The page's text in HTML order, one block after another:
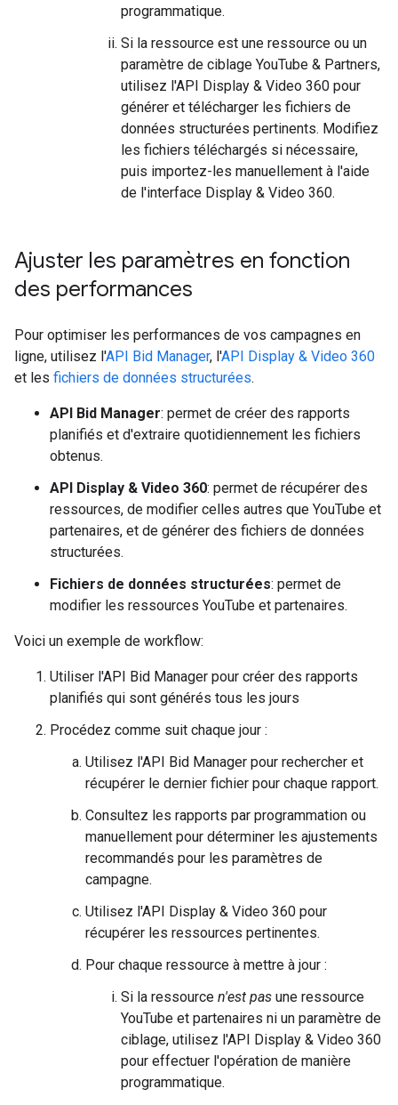
programmatique.
Si la ressource est une ressource ou un
paramètre de ciblage YouTube & Partners,
utilisez l'API Display & Video 360 pour
générer et télécharger les fichiers de
données structurées pertinents. Modifiez
les fichiers téléchargés si nécessaire,
puis importez-les manuellement à l'aide
de l'interface Display & Video 360.
Ajuster les paramètres en fonction
des performances
Pour optimiser les performances de vos campagnes en
ligne, utilisez l'API Bid Manager, l'API Display & Video 360
et les fichiers de données structurées.
API Bid Manager: permet de créer des rapports
planifiés et d'extraire quotidiennement les fichiers
obtenus.
API Display & Video 360: permet de récupérer des
ressources, de modifier celles autres que YouTube et
partenaires, et de générer des fichiers de données
structurées.
Fichiers de données structurées: permet de
modifier les ressources YouTube et partenaires.
Voici un exemple de workflow:
Utiliser l'API Bid Manager pour créer des rapports
planifiés qui sont générés tous les jours
Procédez comme suit chaque jour :
Utilisez l'API Bid Manager pour rechercher et
récupérer le dernier fichier pour chaque rapport.
Consultez les rapports par programmation ou
manuellement pour déterminer les ajustements
recommandés pour les paramètres de
campagne.
Utilisez l'API Display & Video 360 pour
récupérer les ressources pertinentes.
Pour chaque ressource à mettre à jour :
Si la ressource n'est pas une ressource
YouTube et partenaires ni un paramètre de
ciblage, utilisez l'API Display & Video 360
pour effectuer l'opération de manière
programmatique.